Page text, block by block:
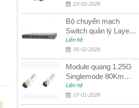
550W dùng cho dòng
switch Juniper
Networks EX4400
23-02-2026
Bộ chuyển mạch
Switch quản lý Layer 3
Juniper QFX5100-48S
Liên hệ
05-02-2026
Module quang 1.25G
Singlemode 80Km
UPCOM MWS-12-45-
80AD/MWS-12-54-
80BD
Liên hệ
07-01-2026